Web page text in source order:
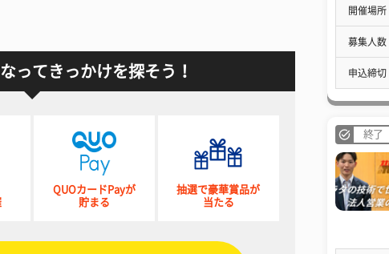
ってきっかけを探そう！
QUOカードPayが
貯まる
抽選で豪華賞品が
当たる
開催場所
募集人数
申込締切
終了